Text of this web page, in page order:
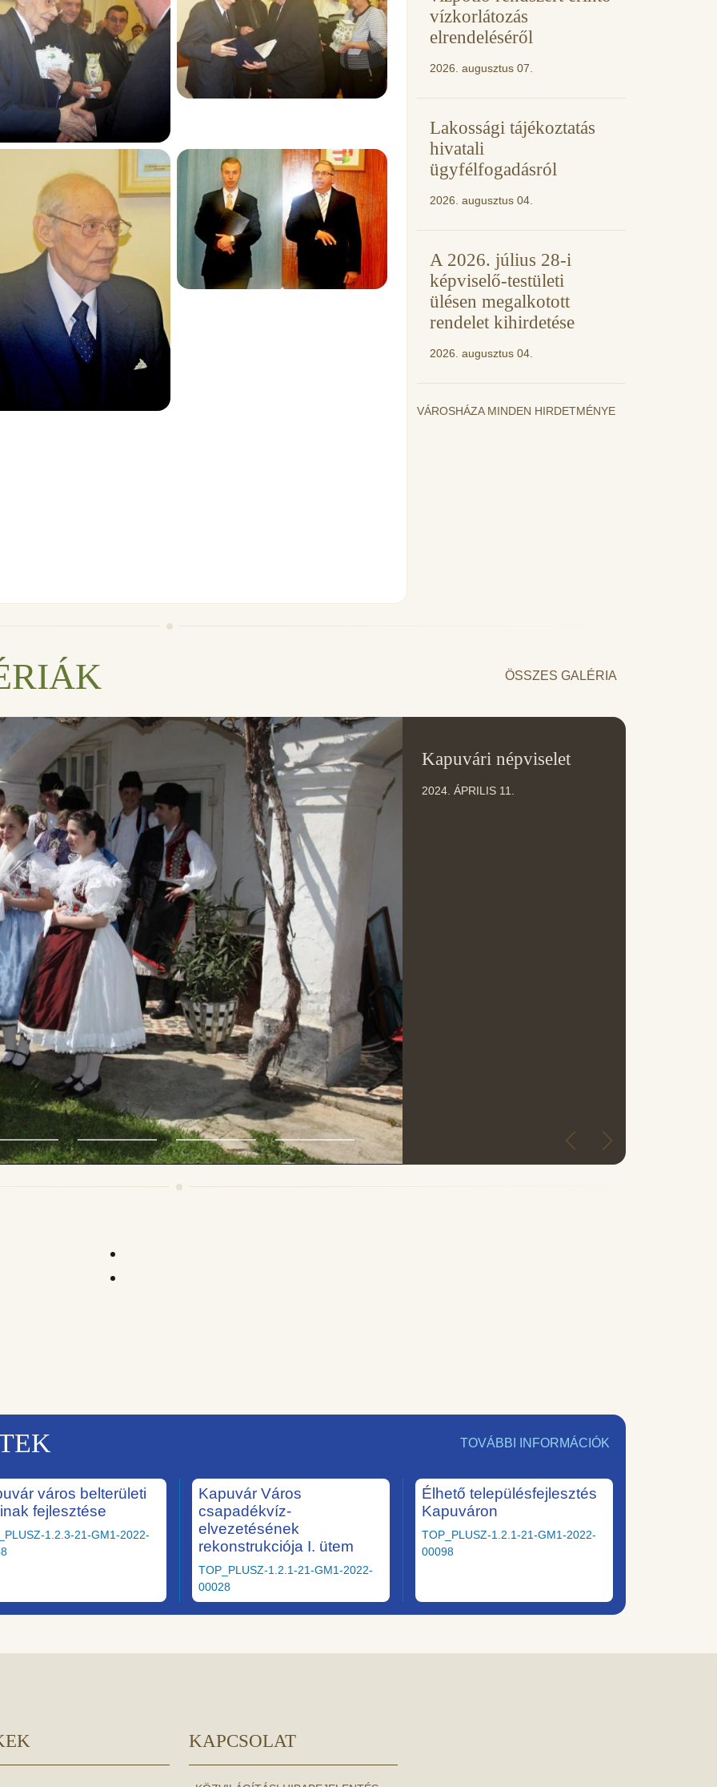
vízkorlátozás
elrendeléséről
2026. augusztus 07.
Lakossági tájékoztatás
hivatali
ügyfélfogadásról
2026. augusztus 04.
A 2026. július 28-i
képviselő-testületi
ülésen megalkotott
rendelet kihirdetése
2026. augusztus 04.
VÁROSHÁZA MINDEN HIRDETMÉNYE
ÖSSZES GALÉRIA
Kapuvári népviselet
2024. ÁPRILIS 11.
TOVÁBBI INFORMÁCIÓK
város belterületi
fejlesztése
1.2.3-21-GM1-2022-
Kapuvár Város
csapadékvíz-
elvezetésének
rekonstrukciója I. ütem
TOP_PLUSZ-1.2.1-21-GM1-2022-
00028
Élhető településfejlesztés
Kapuváron
TOP_PLUSZ-1.2.1-21-GM1-2022-
00098
KAPCSOLAT